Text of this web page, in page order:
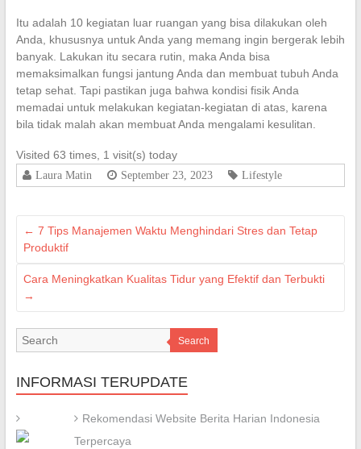
Itu adalah 10 kegiatan luar ruangan yang bisa dilakukan oleh
Anda, khususnya untuk Anda yang memang ingin bergerak lebih
banyak. Lakukan itu secara rutin, maka Anda bisa
memaksimalkan fungsi jantung Anda dan membuat tubuh Anda
tetap sehat. Tapi pastikan juga bahwa kondisi fisik Anda
memadai untuk melakukan kegiatan-kegiatan di atas, karena
bila tidak malah akan membuat Anda mengalami kesulitan.
Visited 63 times, 1 visit(s) today
Laura Matin September 23, 2023 Lifestyle
← 7 Tips Manajemen Waktu Menghindari Stres dan Tetap
Produktif
Cara Meningkatkan Kualitas Tidur yang Efektif dan Terbukti
→
Search
INFORMASI TERUPDATE
Rekomendasi Website Berita Harian Indonesia
Terpercaya